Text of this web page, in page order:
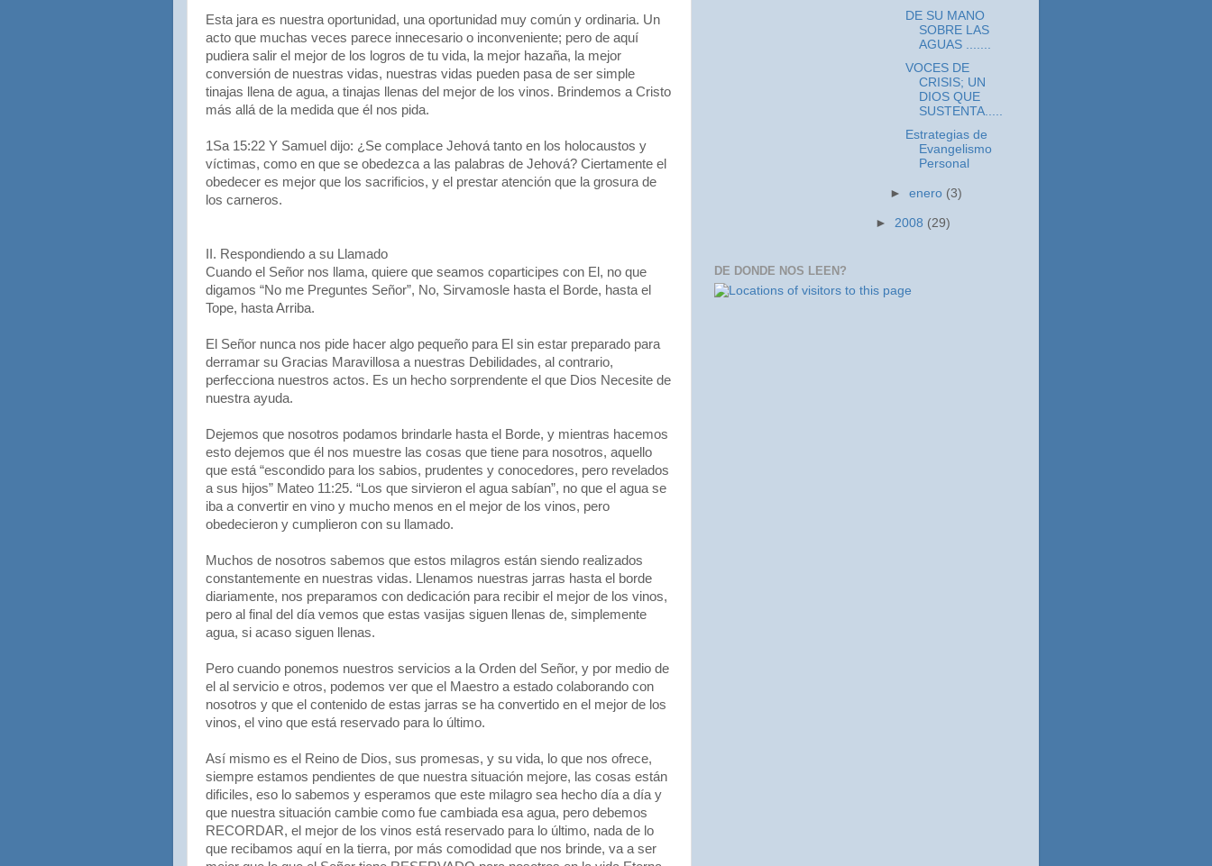
Esta jara es nuestra oportunidad, una oportunidad muy común y ordinaria. Un
acto que muchas veces parece innecesario o inconveniente; pero de aquí
pudiera salir el mejor de los logros de tu vida, la mejor hazaña, la mejor
conversión de nuestras vidas, nuestras vidas pueden pasa de ser simple
tinajas llena de agua, a tinajas llenas del mejor de los vinos. Brindemos a Cristo
más allá de la medida que él nos pida.
1Sa 15:22 Y Samuel dijo: ¿Se complace Jehová tanto en los holocaustos y
víctimas, como en que se obedezca a las palabras de Jehová? Ciertamente el
obedecer es mejor que los sacrificios, y el prestar atención que la grosura de
los carneros.
II. Respondiendo a su Llamado
Cuando el Señor nos llama, quiere que seamos coparticipes con El, no que
digamos “No me Preguntes Señor”, No, Sirvamosle hasta el Borde, hasta el
Tope, hasta Arriba.
El Señor nunca nos pide hacer algo pequeño para El sin estar preparado para
derramar su Gracias Maravillosa a nuestras Debilidades, al contrario,
perfecciona nuestros actos. Es un hecho sorprendente el que Dios Necesite de
nuestra ayuda.
Dejemos que nosotros podamos brindarle hasta el Borde, y mientras hacemos
esto dejemos que él nos muestre las cosas que tiene para nosotros, aquello
que está “escondido para los sabios, prudentes y conocedores, pero revelados
a sus hijos” Mateo 11:25. “Los que sirvieron el agua sabían”, no que el agua se
iba a convertir en vino y mucho menos en el mejor de los vinos, pero
obedecieron y cumplieron con su llamado.
Muchos de nosotros sabemos que estos milagros están siendo realizados
constantemente en nuestras vidas. Llenamos nuestras jarras hasta el borde
diariamente, nos preparamos con dedicación para recibir el mejor de los vinos,
pero al final del día vemos que estas vasijas siguen llenas de, simplemente
agua, si acaso siguen llenas.
Pero cuando ponemos nuestros servicios a la Orden del Señor, y por medio de
el al servicio e otros, podemos ver que el Maestro a estado colaborando con
nosotros y que el contenido de estas jarras se ha convertido en el mejor de los
vinos, el vino que está reservado para lo último.
Así mismo es el Reino de Dios, sus promesas, y su vida, lo que nos ofrece,
siempre estamos pendientes de que nuestra situación mejore, las cosas están
dificiles, eso lo sabemos y esperamos que este milagro sea hecho día a día y
que nuestra situación cambie como fue cambiada esa agua, pero debemos
RECORDAR, el mejor de los vinos está reservado para lo último, nada de lo
que recibamos aquí en la tierra, por más comodidad que nos brinde, va a ser
DE SU MANO
SOBRE LAS
AGUAS .......
VOCES DE
CRISIS; UN
DIOS QUE
SUSTENTA.....
Estrategias de
Evangelismo
Personal
►enero (3)
► 2008 (29)
DE DONDE NOS LEEN?